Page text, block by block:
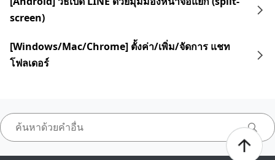
screen)
[Windows/Mac/Chrome] ตั้งค่า/เพิ่ม/จัดการ แชท
โฟลเดอร์